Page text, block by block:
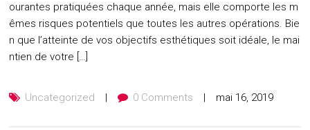
ourantes pratiquées chaque année, mais elle comporte les m
êmes risques potentiels que toutes les autres opérations. Bie
n que l’atteinte de vos objectifs esthétiques soit idéale, le mai
ntien de votre […]
Uncategorized 0 Comments mai 16, 2019